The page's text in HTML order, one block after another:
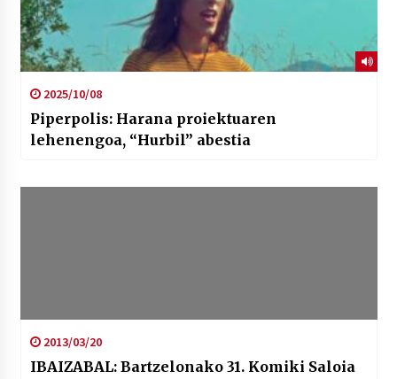
2025/10/08
Piperpolis: Harana proiektuaren
lehenengoa, “Hurbil” abestia
2013/03/20
IBAIZABAL: Bartzelonako 31. Komiki Saloia